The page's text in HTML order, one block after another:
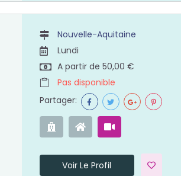
Nouvelle-Aquitaine
Lundi
A partir de 50,00 €
Pas disponible
Partager:
Voir Le Profil